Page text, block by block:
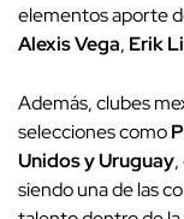
elementos aporte
Alexis Vega, Erik
Además, clubes
selecciones como
Unidos y Uruguay
siendo una de las